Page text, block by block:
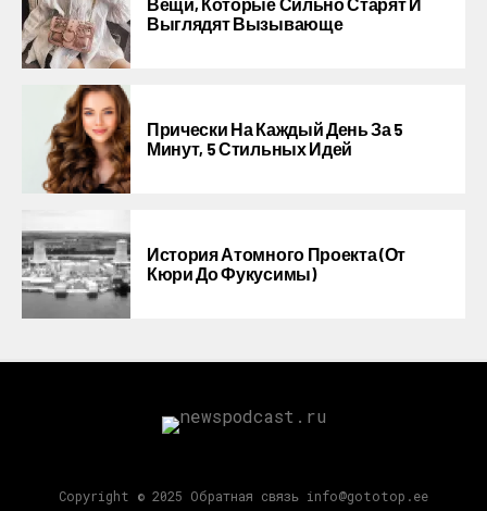
Вещи, Которые Сильно Старят И
Выглядят Вызывающе
Прически На Каждый День За 5
Минут, 5 Стильных Идей
История Атомного Проекта (от
Кюри До Фукусимы)
Copyright © 2025 Обратная связь info@gototop.ee